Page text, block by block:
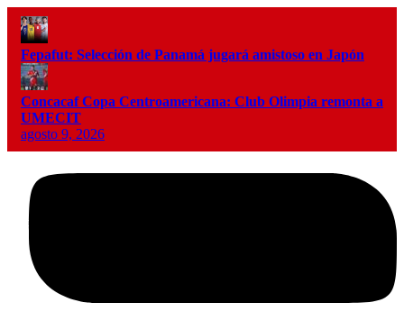
Fepafut: Selección de Panamá jugará amistoso en Japón
Concacaf Copa Centroamericana: Club Olimpia remonta a
UMECIT
agosto 9, 2026